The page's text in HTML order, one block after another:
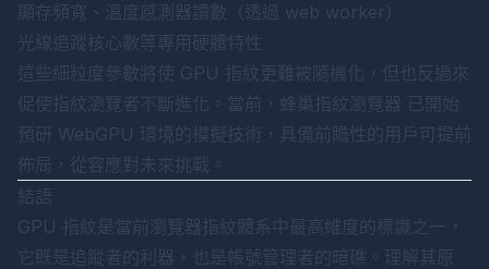
顯存頻寬、溫度感測器讀數（透過 web worker）
光線追蹤核心數等專用硬體特性
這些細粒度參數將使 GPU 指紋更難被隨機化，但也反過來
促使指紋瀏覽者不斷進化。當前， 蜂巢指紋瀏覽器 已開始
預研 WebGPU 環境的模擬技術，具備前瞻性的用戶可提前
佈局，從容應對未來挑戰。
結語
GPU 指紋是當前瀏覽器指紋體系中最高維度的標識之一，
它既是追蹤者的利器，也是帳號管理者的暗礁。理解其原